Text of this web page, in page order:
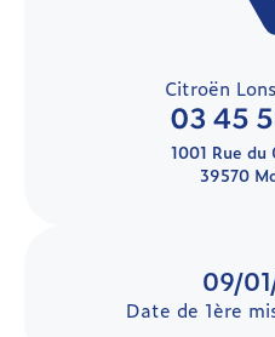
Citroën
03 45
1001 Rue du
39570
09/
Date de 1ère